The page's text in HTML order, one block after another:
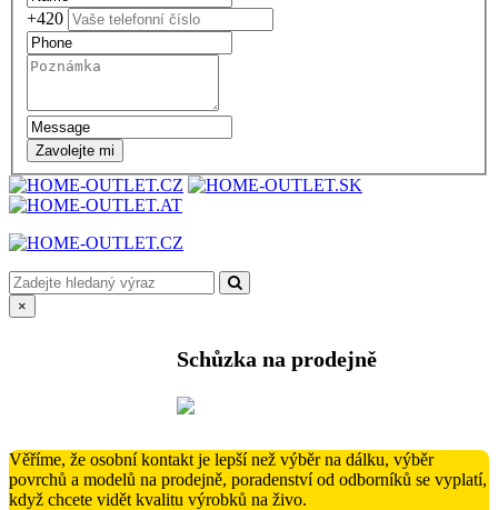
+420
Zavolejte mi
×
Schůzka na prodejně
Věříme, že osobní kontakt je lepší než výběr na dálku, výběr
povrchů a modelů na prodejně, poradenství od odborníků se vyplatí,
když chcete vidět kvalitu výrobků na živo.